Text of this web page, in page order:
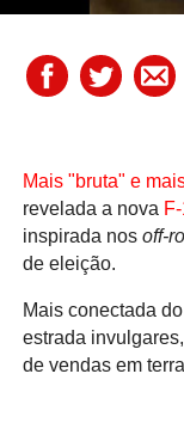
Mais "bruta" e
revelada a nova
inspirada nos off-
de eleição.
Mais conectada
estrada
de vendas em